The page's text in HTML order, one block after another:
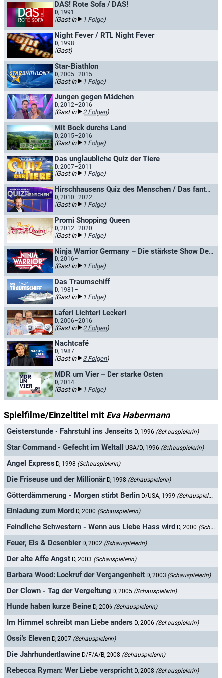
DAS! Rote Sofa / DAS!
D, 1991–
(Gast in 1 Folge)
Night Fever / RTL Night Fever
D, 1998
(Gast)
Star-Biathlon
D, 2005–2015
(Gast in 1 Folge)
Jungen gegen Mädchen
D, 2012–2016
(Gast in 2 Folgen)
Mit Bock durchs Land
D, 2015–2016
(Gast in 1 Folge)
Das unglaubliche Quiz der Tiere
D, 2007–2011
(Gast in 1 Folge)
Hirschhausens Quiz des Menschen / Das fantastische Quiz des Menschen
D, 2010–2022
(Gast in 1 Folge)
Promi Shopping Queen
D, 2012–2020
(Gast in 1 Folge)
Ninja Warrior Germany – Die stärkste Show Deutschlands
D, 2016–
(Gast in 1 Folge)
Das Traumschiff
D, 1981–
(Gast in 1 Folge)
Lafer! Lichter! Lecker!
D, 2006–2016
(Gast in 2 Folgen)
Nachtcafé
D, 1987–
(Gast in 3 Folgen)
MDR um Vier – Der starke Osten
D, 2014–
(Gast in 1 Folge)
Spielfilme/Einzeltitel mit Eva Habermann
Geisterstunde - Fahrstuhl ins Jenseits D, 1996 (Schauspielerin)
Star Command - Gefecht im Weltall USA/D, 1996 (Schauspielerin)
Angel Express D, 1998 (Schauspielerin)
Die Friseuse und der Millionär D, 1998 (Schauspielerin)
Götterdämmerung - Morgen stirbt Berlin D/USA, 1999 (Schauspielerin)
Einladung zum Mord D, 2000 (Schauspielerin)
Feindliche Schwestern - Wenn aus Liebe Hass wird D, 2000 (Schauspielerin)
Feuer, Eis & Dosenbier D, 2002 (Schauspielerin)
Der alte Affe Angst D, 2003 (Schauspielerin)
Barbara Wood: Lockruf der Vergangenheit D, 2003 (Schauspielerin)
Der Clown - Tag der Vergeltung D, 2005 (Schauspielerin)
Hunde haben kurze Beine D, 2006 (Schauspielerin)
Im Himmel schreibt man Liebe anders D, 2006 (Schauspielerin)
Ossi's Eleven D, 2007 (Schauspielerin)
Die Jahrhundertlawine D/F/A/B, 2008 (Schauspielerin)
Rebecca Ryman: Wer Liebe verspricht D, 2008 (Schauspielerin)